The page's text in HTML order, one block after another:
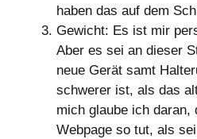
haben das auf dem
Gewicht: Es ist mir
Aber es sei an dieser
neue Gerät samt
schwerer ist, als das
mich glaube ich daran,
Webpage so tut, als